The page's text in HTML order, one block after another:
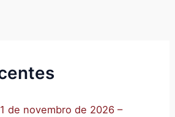
de novembro de 2026 –